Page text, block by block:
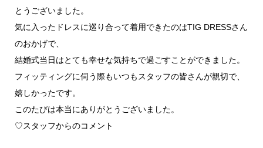
とうございました。
気に入ったドレスに巡り合って着用できたのはTIG DRESSさん
のおかげで、
結婚式当日はとても幸せな気持ちで過ごすことができました。
フィッティングに伺う際もいつもスタッフの皆さんが親切で、
嬉しかったです。
このたびは本当にありがとうございました。
♡スタッフからのコメント